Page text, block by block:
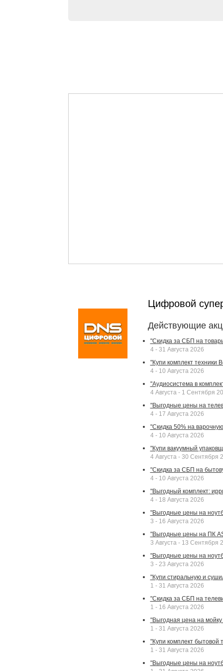
Цифровой
Действующие
"Скидка за СБП на
4 - 31 Августа 2026
"Купи комплект техники
4 - 10 Августа 2026
"Аудиосистема в
4 Августа - 1 Сентября
"Выгодные цены на
4 - 17 Августа 2026
"Скидка 50% на
4 - 10 Августа 2026
"Купи вакуумный
4 Августа - 30 Сентября
"Скидка за СБП на
4 - 10 Августа 2026
"Выгодный комплект:
4 - 18 Августа 2026
"Выгодные цены на
3 - 16 Августа 2026
"Выгодные цены на ПК
3 Августа - 13 Сентября
"Выгодные цены на
3 - 23 Августа 2026
"Купи стиральную и
1 - 31 Августа 2026
"Скидка за СБП на
1 - 16 Августа 2026
"Выгодная цена на
1 - 31 Августа 2026
"Купи комплект бытовой
1 - 31 Августа 2026
"Выгодные цены на